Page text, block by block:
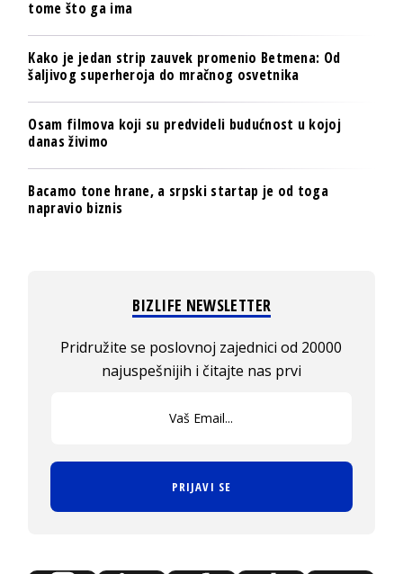
tome što ga ima
Kako je jedan strip zauvek promenio Betmena: Od
šaljivog superheroja do mračnog osvetnika
Osam filmova koji su predvideli budućnost u kojoj
danas živimo
Bacamo tone hrane, a srpski startap je od toga
napravio biznis
BIZLIFE NEWSLETTER
Pridružite se poslovnoj zajednici od 20000
najuspešnijih i čitajte nas prvi
PRIJAVI SE